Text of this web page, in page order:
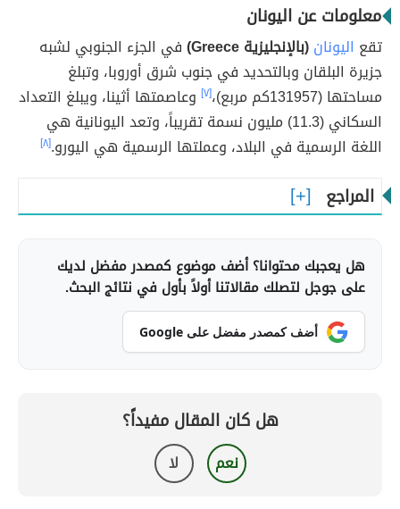
معلومات عن اليونان
تقع اليونان(بالإنجليزية Greece)
في الجزء الجنوبي لشبه
جزيرة البلقان وبالتحديد في جنوب شرق أوروبا، وتبلغ
مساحتها (131957كم مربع)،
[٧]
وعاصمتها أثينا، ويبلغ التعداد
السكاني (11.3) مليون نسمة تقريباً، وتعد اليونانية هي
اللغة الرسمية في البلاد، وعملتها الرسمية هي اليورو.[٨]
المراجع
هل يعجبك محتوانا؟ أضف موضوع كمصدر مفضل لديك
على جوجل لتصلك مقالاتنا أولاً بأول في نتائج البحث.
أضف كمصدر مفضل على Google
هل كان المقال مفيداً؟
نعم لا